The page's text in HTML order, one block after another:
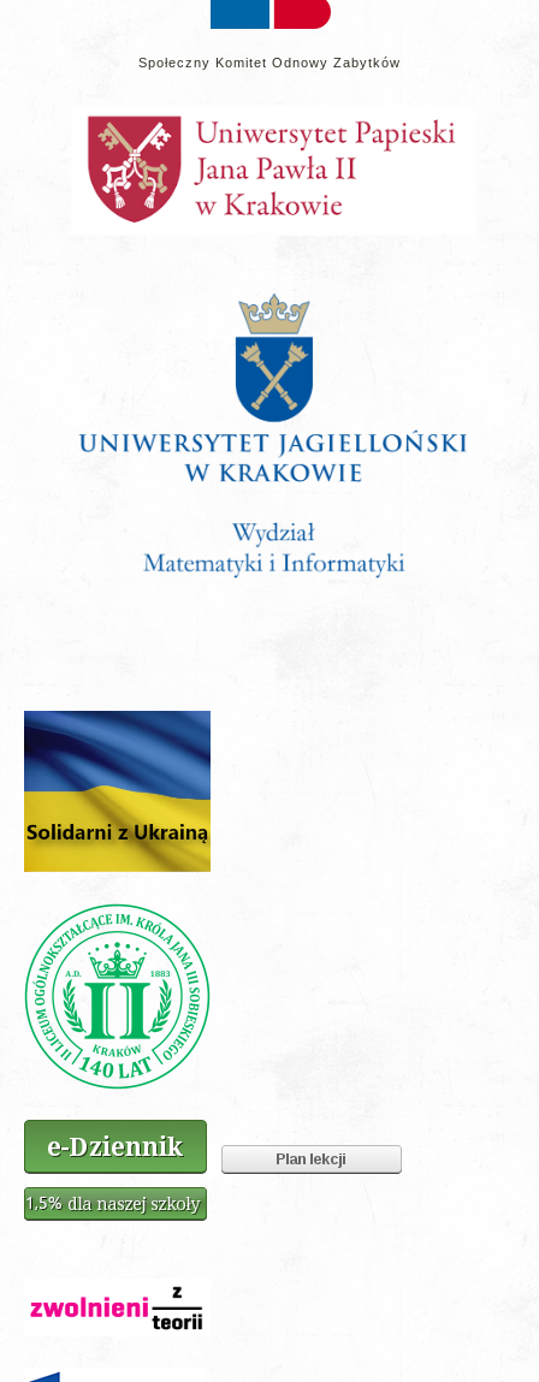
Społeczny Komitet Odnowy Zabytków